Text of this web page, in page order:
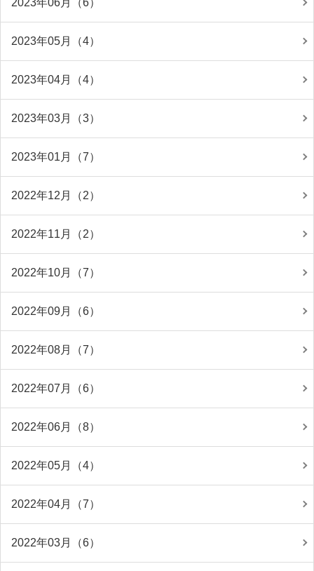
2023年05月（4）
2023年04月（4）
2023年03月（3）
2023年01月（7）
2022年12月（2）
2022年11月（2）
2022年10月（7）
2022年09月（6）
2022年08月（7）
2022年07月（6）
2022年06月（8）
2022年05月（4）
2022年04月（7）
2022年03月（6）